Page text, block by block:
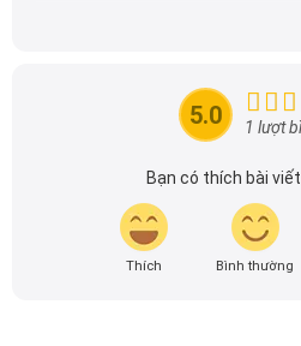
đầu cho những người yêu
theo dõi tôi để cập nhật
5.0 1 lượt
Bạn có thích bài
Thích Bình thường